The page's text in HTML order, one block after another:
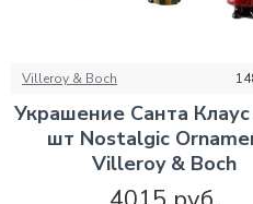
Villeroy & Boch
Украшение Санта
шт Nostalgic
Villeroy & Boch